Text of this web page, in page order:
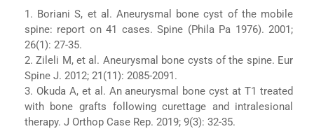
1. Boriani S, et al. Aneurysmal bone cyst of the mobile
spine: report on 41 cases. Spine (Phila Pa 1976). 2001;
26(1): 27-35.
2. Zileli M, et al. Aneurysmal bone cysts of the spine. Eur
Spine J. 2012; 21(11): 2085-2091.
3. Okuda A, et al. An aneurysmal bone cyst at T1 treated
with bone grafts following curettage and intralesional
therapy. J Orthop Case Rep. 2019; 9(3): 32-35.